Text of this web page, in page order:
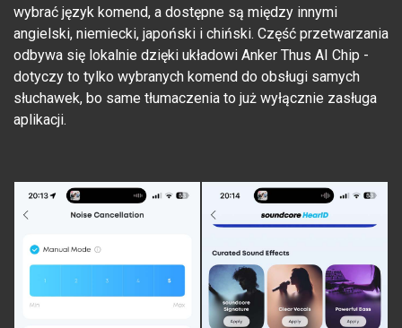
wybrać język komend, a dostępne są między innymi
angielski, niemiecki, japoński i chiński. Część przetwarzania
odbywa się lokalnie dzięki układowi Anker Thus AI Chip -
dotyczy to tylko wybranych komend do obsługi samych
słuchawek, bo same tłumaczenia to już wyłącznie zasługa
aplikacji.